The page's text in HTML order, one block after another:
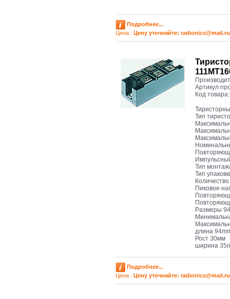
Подробнее...
Цена : Цену уточняйте: radioniсs@mail.ru
Артикул
Код
Тип
Тип
Тип
Пиковое
Размеры
длина
Рост 30мм
ширина
Подробнее...
Цена : Цену уточняйте: radioniсs@mail.ru